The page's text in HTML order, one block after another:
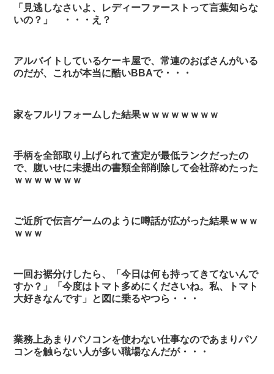
「見逃しなさいよ、レディーファーストって言葉知らな
いの？」 ・・・え？
アルバイトしているケーキ屋で、常連のおばさんがいる
のだが、これが本当に酷いBBAで・・・
家をフルリフォームした結果ｗｗｗｗｗｗｗｗ
手柄を全部取り上げられて査定が最低ランクだったの
で、腹いせに未提出の書類全部削除して会社辞めたった
ｗｗｗｗｗｗｗ
ご近所で伝言ゲームのように噂話が広がった結果ｗｗｗ
ｗｗｗ
一回お裾分けしたら、「今日は何も持ってきてないんで
すか？」「今度はトマト多めにくださいね。私、トマト
大好きなんです」と図に乗るやつら・・・
業務上あまりパソコンを使わない仕事なのであまりパソ
コンを触らない人が多い職場なんだが・・・